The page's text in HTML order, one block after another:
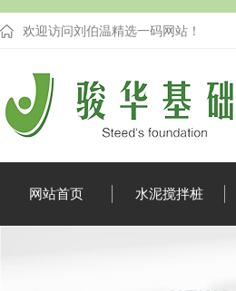
欢迎访问刘伯温精选一码网站！
网站首页 水泥搅拌桩